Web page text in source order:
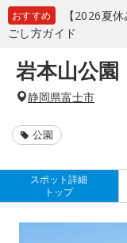
おすすめ
【2026夏
ごし方ガイド
岩本山公園
静岡県富士市
公園
スポット詳細
トップ